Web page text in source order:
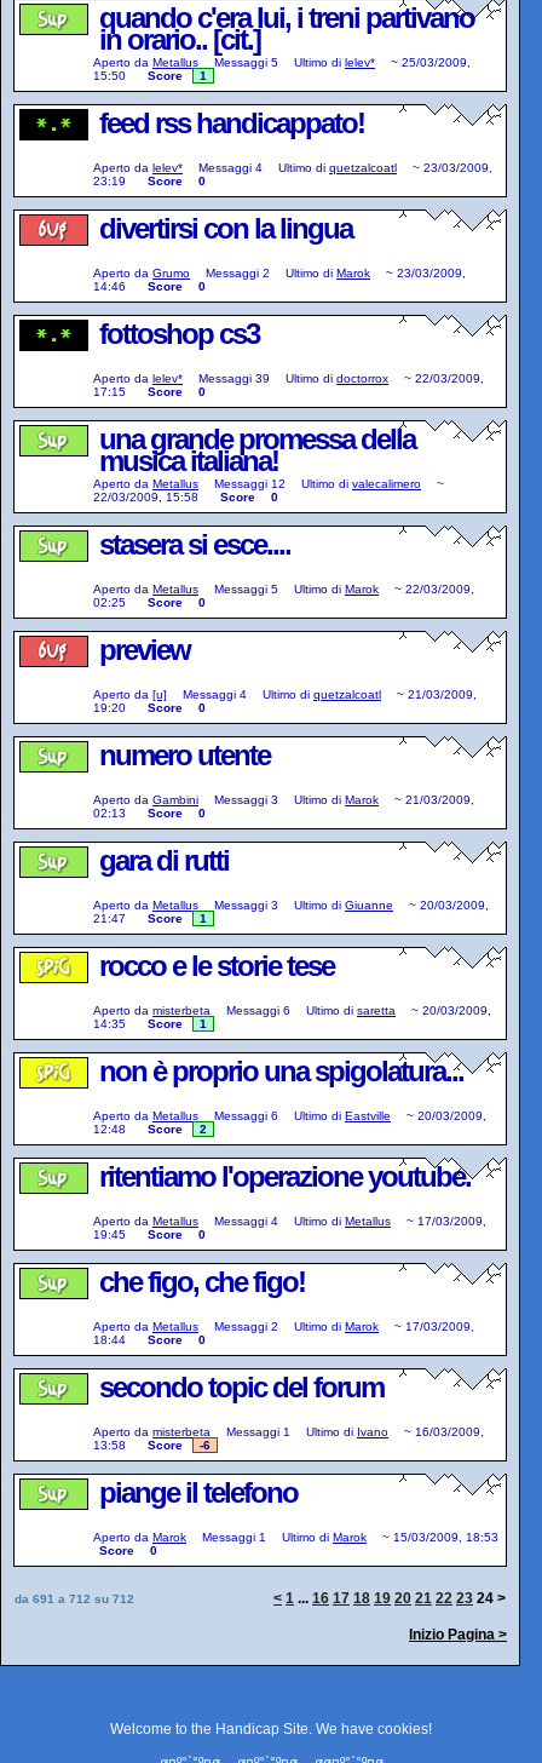
quando c'era lui, i treni partivano
in orario.. [cit.]
Aperto da Metallus Messaggi 5 Ultimo di lelev* ~ 25/03/2009,
15:50
Score 1
feed rss handicappato!
Aperto da lelev* Messaggi 4 Ultimo di quetzalcoatl ~ 23/03/2009,
23:19
Score 0
divertirsi con la lingua
Aperto da Grumo Messaggi 2 Ultimo di Marok ~ 23/03/2009,
14:46
Score 0
fottoshop cs3
Aperto da lelev* Messaggi 39 Ultimo di doctorrox ~ 22/03/2009,
17:15
Score 0
una grande promessa della
musica italiana!
Aperto da Metallus Messaggi 12 Ultimo di valecalimero
~
22/03/2009, 15:58
Score 0
stasera si esce....
Aperto da Metallus Messaggi 5 Ultimo di Marok ~ 22/03/2009,
02:25
Score 0
preview
Aperto da [u] Messaggi 4 Ultimo di quetzalcoatl ~ 21/03/2009,
19:20
Score 0
numero utente
Aperto da Gambini Messaggi 3 Ultimo di Marok ~ 21/03/2009,
02:13
Score 0
gara di rutti
Aperto da Metallus Messaggi 3 Ultimo di Giuanne ~ 20/03/2009,
21:47
Score 1
rocco e le storie tese
Aperto da misterbeta Messaggi 6 Ultimo di saretta ~ 20/03/2009,
14:35
Score 1
non è proprio una spigolatura...
Aperto da Metallus Messaggi 6 Ultimo di Eastville ~ 20/03/2009,
12:48
Score 2
ritentiamo l'operazione youtube.
Aperto da Metallus Messaggi 4 Ultimo di Metallus ~ 17/03/2009,
19:45
Score 0
che figo, che figo!
Aperto da Metallus Messaggi 2 Ultimo di Marok ~ 17/03/2009,
18:44
Score 0
secondo topic del forum
Aperto da misterbeta Messaggi 1 Ultimo di Ivano ~ 16/03/2009,
13:58
Score -6
piange il telefono
Aperto da Marok Messaggi 1 Ultimo di Marok ~ 15/03/2009, 18:53
Score
0
da 691 a 712 su 712 < 1 ... 16 17 18 19 20 21 22 23 24 >
Inizio Pagina >
Welcome to the Handicap Site. We have cookies!